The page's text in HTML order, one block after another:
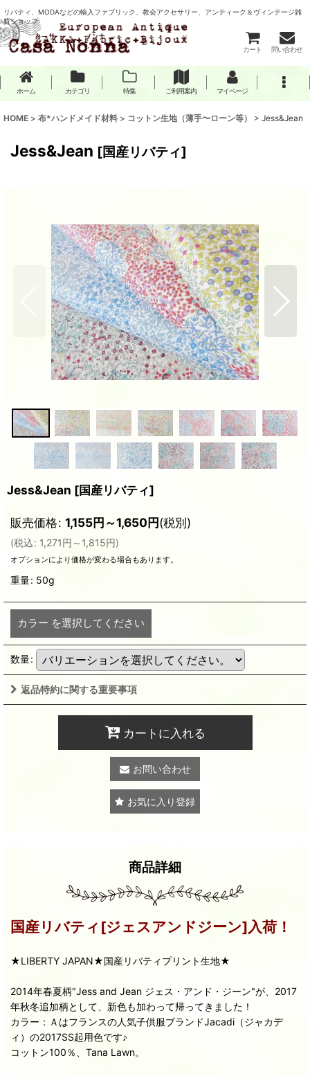
リバティ、MODAなどの輸入ファブリック、教会アクセサリー、アンティーク＆ヴィンテージ雑
貨ショップ
カート 問い合わせ
ホーム カテゴリ 特集 ご利用案内 マイページ
HOME > 布*ハンドメイド材料 > コットン生地（薄手〜ローン等） > Jess&Jean
Jess&Jean [国産リバティ]
Jess&Jean [国産リバティ]
販売価格: 1,155円～1,650円(税別)
(税込: 1,271円 ～1,815円)
オプションにより価格が変わる場合もあります。
重量: 50g
カラー を選択してください
数量:
返品特約に関する重要事項
カートに入れる
お問い合わせ
お気に入り登録
商品詳細
国産リバティ[ジェスアンドジーン]入荷！
★LIBERTY JAPAN★国産リバティプリント生地★
2014年春夏柄"Jess and Jean ジェス・アンド・ジーン"が、2017
年秋冬追加柄として、新色も加わって帰ってきました！
カラー：Ａはフランスの人気子供服ブランドJacadi（ジャカデ
ィ）の2017SS起用色です♪
コットン100％、Tana Lawn。